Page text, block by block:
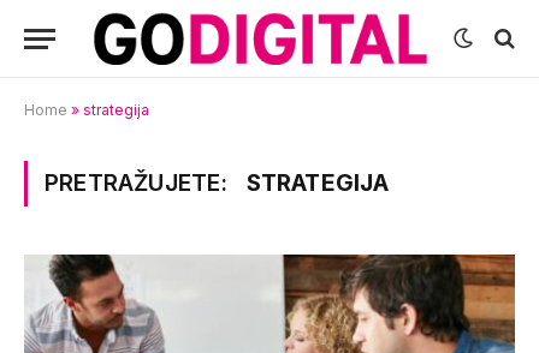
Home » strategija
PRETRAŽUJETE: STRATEGIJA